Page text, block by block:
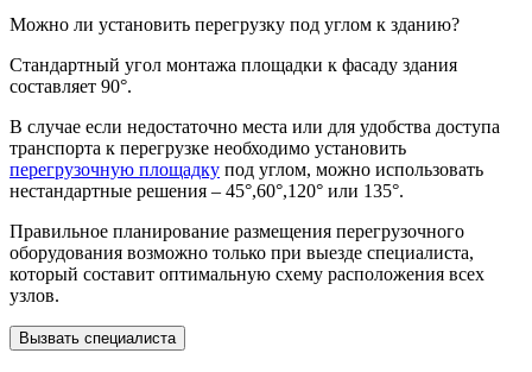
Можно ли установить перегрузку под углом к зданию?
Стандартный угол монтажа площадки к фасаду здания
составляет 90°.
В случае если недостаточно места или для удобства доступа
транспорта к перегрузке необходимо установить
перегрузочную площадку под углом, можно использовать
нестандартные решения – 45°,60°,120° или 135°.
Правильное планирование размещения перегрузочного
оборудования возможно только при выезде специалиста,
который составит оптимальную схему расположения всех
узлов.
Вызвать специалиста